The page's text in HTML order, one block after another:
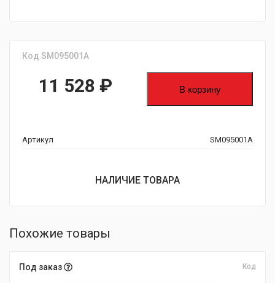
Код SM095001A
11 528 ₽ В корзину
Артикул SM095001A
НАЛИЧИЕ ТОВАРА
Похожие товары
Под заказ Код